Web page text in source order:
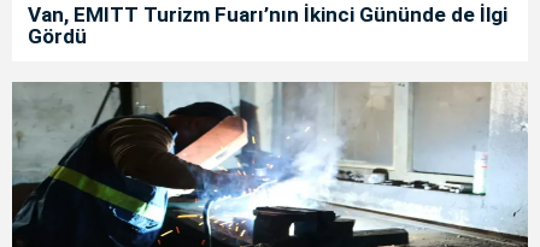
Van, EMITT Turizm Fuarı’nın İkinci Gününde de İlgi
Gördü